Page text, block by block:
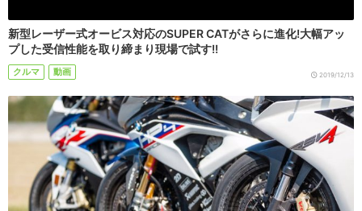
新型レーザー式オービス対応のSUPER CATがさらに進化!大幅アッ
プした受信性能を取り締まり現場で試す!!
クルマ 動画 2019/12/13